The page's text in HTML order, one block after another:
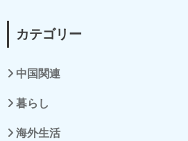
カテゴリー
中国関連
暮らし
海外生活